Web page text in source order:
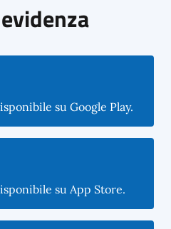
su Google Play.
su App Store.